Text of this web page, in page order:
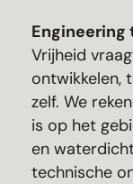
Vrijheid
ontwikkelen,
zelf. We
is op het
en
technische